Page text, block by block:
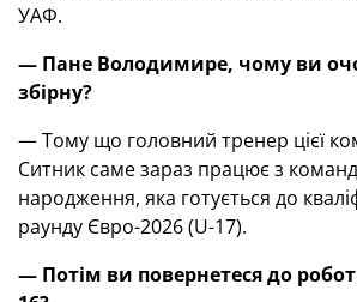
УАФ.
— Пане Володимире, чому ви
збірну?
— Тому що головний тренер цієї
Ситник саме зараз працює з
народження, яка готується до
раунду Євро-2026 (U-17).
— Потім ви повернетеся до